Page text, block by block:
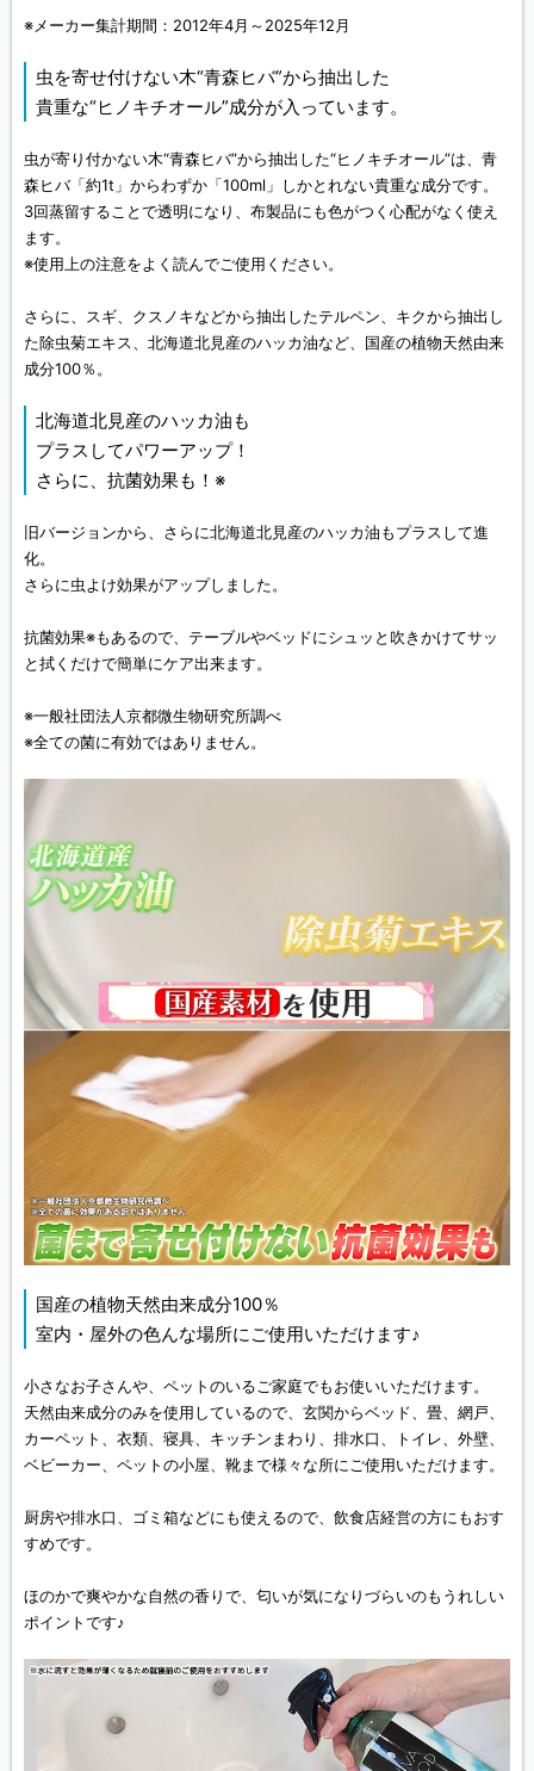
※メーカー集計期間：2012年4月～2025年12月
虫を寄せ付けない木“青森ヒバ”から抽出した
貴重な“ヒノキチオール”成分が入っています。
虫が寄り付かない木“青森ヒバ”から抽出した“ヒノキチオール”は、青
森ヒバ「約1t」からわずか「100ml」しかとれない貴重な成分です。
3回蒸留することで透明になり、布製品にも色がつく心配がなく使え
ます。
※使用上の注意をよく読んでご使用ください。
さらに、スギ、クスノキなどから抽出したテルペン、キクから抽出し
た除虫菊エキス、北海道北見産のハッカ油など、国産の植物天然由来
成分100％。
北海道北見産のハッカ油も
プラスしてパワーアップ！
さらに、抗菌効果も！※
旧バージョンから、さらに北海道北見産のハッカ油もプラスして進
化。
さらに虫よけ効果がアップしました。
抗菌効果※もあるので、テーブルやベッドにシュッと吹きかけてサッ
と拭くだけで簡単にケア出来ます。
※一般社団法人京都微生物研究所調べ
※全ての菌に有効ではありません。
国産の植物天然由来成分100％
室内・屋外の色んな場所にご使用いただけます♪
小さなお子さんや、ペットのいるご家庭でもお使いいただけます。
天然由来成分のみを使用しているので、玄関からベッド、畳、網戸、
カーペット、衣類、寝具、キッチンまわり、排水口、トイレ、外壁、
ベビーカー、ペットの小屋、靴まで様々な所にご使用いただけます。
厨房や排水口、ゴミ箱などにも使えるので、飲食店経営の方にもおす
すめです。
ほのかで爽やかな自然の香りで、匂いが気になりづらいのもうれしい
ポイントです♪